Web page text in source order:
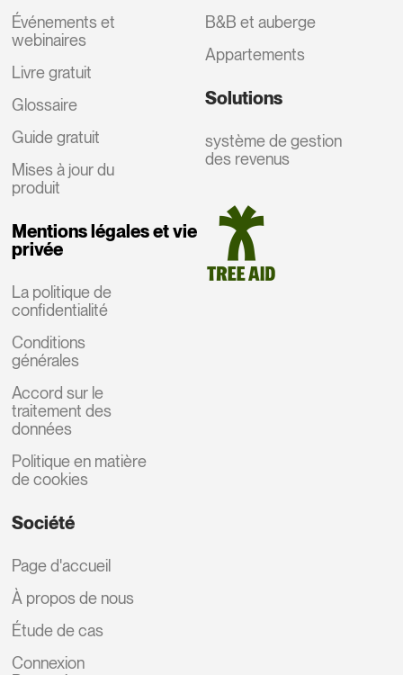
Événements et
webinaires
Livre gratuit
Glossaire
Guide gratuit
Mises à jour du
produit
Mentions légales et vie
privée
La politique de
confidentialité
Conditions
générales
Accord sur le
traitement des
données
Politique en matière
de cookies
B&B et auberge
Appartements
Solutions
système de gestion
des revenus
Société
Page d'accueil
À propos de nous
Étude de cas
Connexion